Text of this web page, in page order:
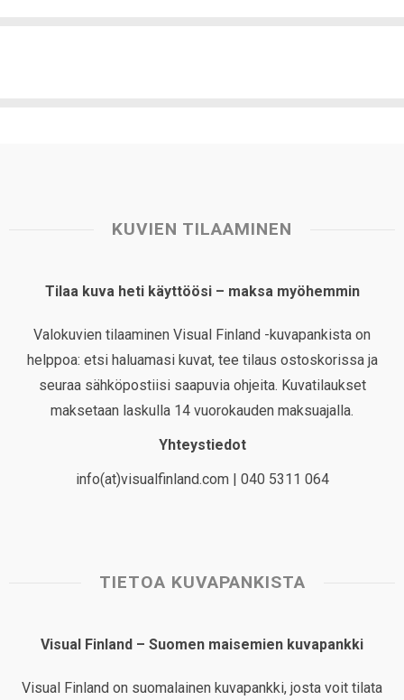
KUVIEN TILAAMINEN
Tilaa kuva heti käyttöösi – maksa myöhemmin
Valokuvien tilaaminen Visual Finland -kuvapankista on
helppoa: etsi haluamasi kuvat, tee tilaus ostoskorissa ja
seuraa sähköpostiisi saapuvia ohjeita. Kuvatilaukset
maksetaan laskulla 14 vuorokauden maksuajalla.
Yhteystiedot
info(at)visualfinland.com | 040 5311 064
TIETOA KUVAPANKISTA
Visual Finland – Suomen maisemien kuvapankki
Visual Finland on suomalainen kuvapankki, josta voit tilata